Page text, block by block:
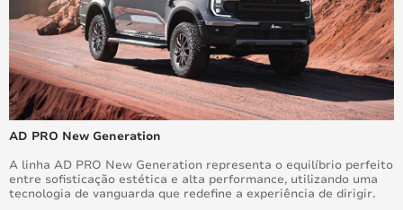
AD PRO New Generation
A linha AD PRO New Generation representa o equilíbrio perfeito
entre sofisticação estética e alta performance, utilizando uma
tecnologia de vanguarda que redefine a experiência de dirigir.